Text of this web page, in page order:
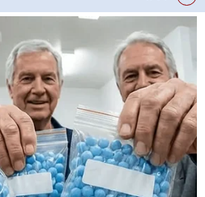
takže
setkání
s kalnou
a silným
aktivní v zimě